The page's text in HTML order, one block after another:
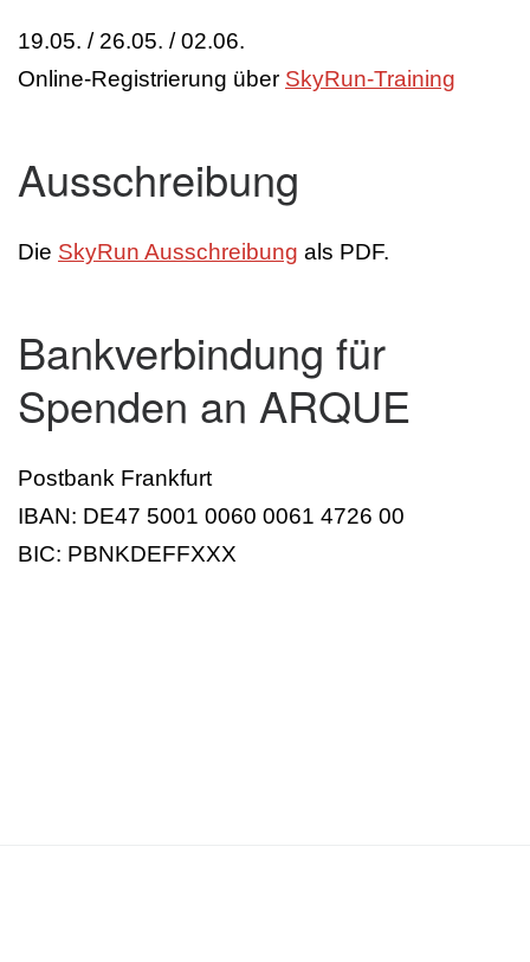
19.05. / 26.05. / 02.06.
Online-Registrierung über SkyRun-Training
Ausschreibung
Die SkyRun Ausschreibung als PDF.
Bankverbindung für
Spenden an ARQUE
Postbank Frankfurt
IBAN: DE47 5001 0060 0061 4726 00
BIC: PBNKDEFFXXX